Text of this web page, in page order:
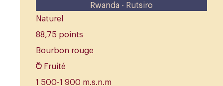
Rwanda - Rutsiro
Naturel
88,75 points
Bourbon rouge
Fruité
1 500-1 900 m.s.n.m